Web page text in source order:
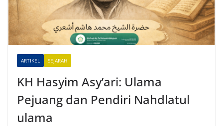
t
v
ARTIKEL SEJARAH
KH Hasyim Asy’ari: Ulama
Pejuang dan Pendiri Nahdlatul
ulama